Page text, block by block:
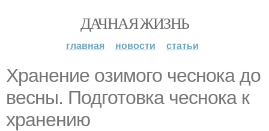
ДАЧНАЯ ЖИЗНЬ
главная новости статьи
Хранение озимого чеснока до
весны. Подготовка чеснока к
хранению